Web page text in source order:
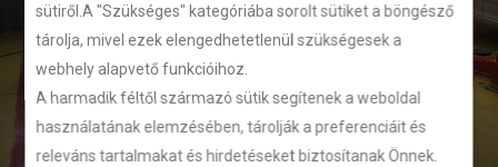
sütiről.A "Szükséges" kategóriába sorolt sütiket a böngésző
tárolja, mivel ezek elengedhetetlenül szükségesek a
webhely alapvető funkcióihoz.
A harmadik féltől származó sütik segítenek a weboldal
használatának elemzésében, tárolják a preferenciáit és
releváns tartalmakat és hirdetéseket biztosítanak Önnek.